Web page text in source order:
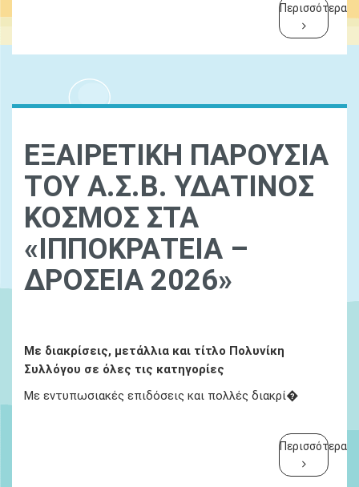
Περισσότερα
ΕΞΑΙΡΕΤΙΚΗ ΠΑΡΟΥΣΙΑ
ΤΟΥ Α.Σ.Β. ΥΔΑΤΙΝΟΣ
ΚΟΣΜΟΣ ΣΤΑ
«ΙΠΠΟΚΡΑΤΕΙΑ –
ΔΡΟΣΕΙΑ 2026»
Με διακρίσεις, μετάλλια και τίτλο Πολυνίκη
Συλλόγου σε όλες τις κατηγορίες
Με εντυπωσιακές επιδόσεις και πολλές διακρί�
Περισσότερα